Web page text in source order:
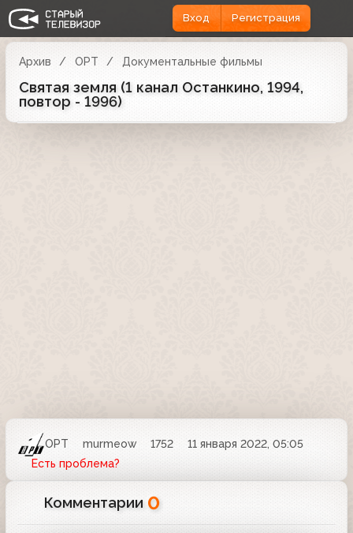
Вход Регистрация
Архив ОРТ Документальные фильмы
Святая земля (1 канал Останкино, 1994,
повтор - 1996)
ОРТ murmeow 1752
11 января 2022, 05:05
Есть проблема?
Комментарии 0